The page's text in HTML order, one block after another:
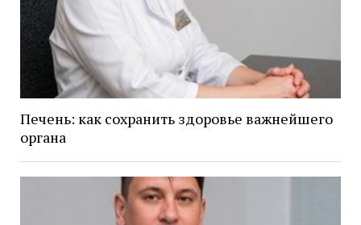
Печень: как сохранить здоровье важнейшего
органа